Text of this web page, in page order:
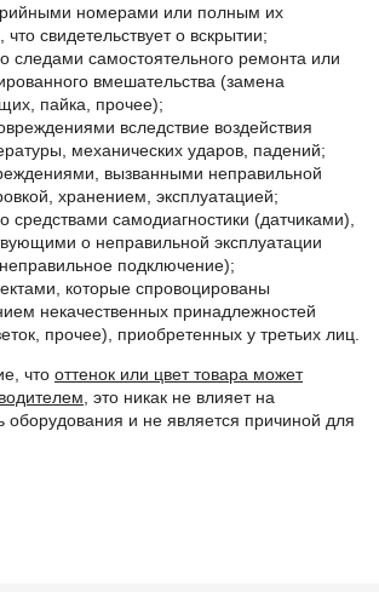
номерами или полным их
что свидетельствует о вскрытии;
следами самостоятельного ремонта или
вмешательства (замена
пайка, прочее);
вследствие воздействия
механических ударов, падений;
вызванными неправильной
хранением, эксплуатацией;
средствами самодиагностики (датчиками),
о неправильной эксплуатации
подключение);
которые спровоцированы
некачественных принадлежностей
прочее), приобретенных у третьих лиц.
что оттенок или цвет товара может
, это никак не влияет на
оборудования и не является причиной для